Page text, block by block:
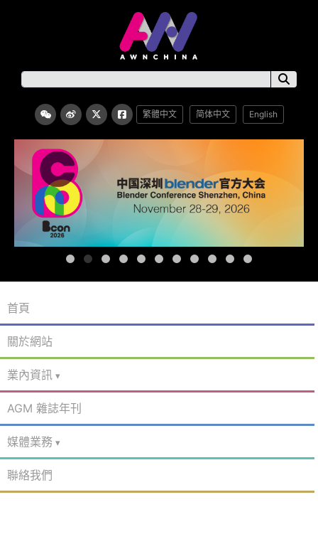
繁體中文 简体中文 English
首頁
關於網站
業內資訊
AGM 雜誌年刊
媒體業務
聯絡我們